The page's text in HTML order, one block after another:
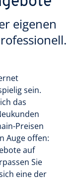
eigenen
sein.
das
Preisen
Auge offen:
auf
Sie
eine der